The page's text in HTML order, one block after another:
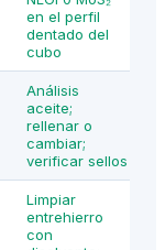
en el perfil
dentado del
cubo
Análisis
aceite;
rellenar o
cambiar;
verificar sellos
Limpiar
entrehierro
con